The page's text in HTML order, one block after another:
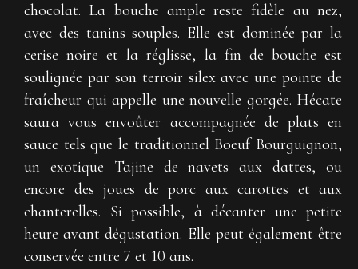
chocolat. La bouche ample reste fidèle au nez,
avec des tanins souples. Elle est dominée par la
cerise noire et la réglisse, la fin de bouche est
soulignée par son terroir silex avec une pointe de
fraîcheur qui appelle une nouvelle gorgée. Hécate
saura vous envoûter accompagnée de plats en
sauce tels que le traditionnel Boeuf Bourguignon,
un exotique Tajine de navets aux dattes, ou
encore des joues de porc aux carottes et aux
chanterelles. Si possible, à décanter une petite
heure avant dégustation. Elle peut également être
conservée entre 7 et 10 ans.